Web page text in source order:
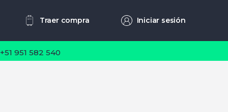
Traer compra Iniciar sesión
951 582 540